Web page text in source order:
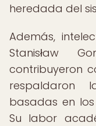
heredada del
Además,
Stanisław
contribuyeron
respaldaron
basadas en
Su labor